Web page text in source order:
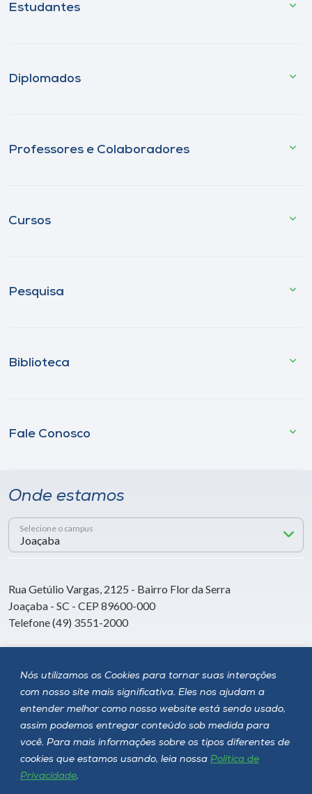
Nós utilizamos os Cookies para tornar suas interações
com nosso site mais significativa. Eles nos ajudam a
entender melhor como nosso website está sendo usado,
assim podemos entregar conteúdo sob medida para
você. Para mais informações sobre os tipos diferentes de
cookies que estamos usando, leia nossa Política de
Privacidade.
Estudantes
Diplomados
Professores e Colaboradores
Cursos
Pesquisa
Biblioteca
Fale Conosco
Onde estamos
Selecione o campus
Rua Getúlio Vargas, 2125 - Bairro Flor da Serra
Joaçaba - SC - CEP 89600-000
Telefone (49) 3551-2000
Siga a Unoesc